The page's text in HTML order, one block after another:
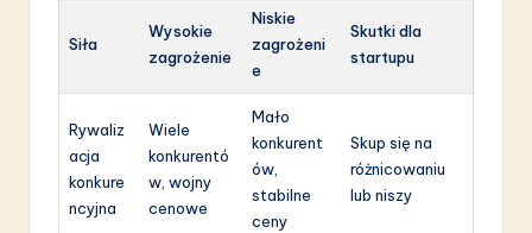
Siła
Wysokie
zagrożenie
Niskie
zagrożeni
e
Skutki dla
startupu
Rywaliz
acja
konkure
ncyjna
Wiele
konkurentó
w, wojny
cenowe
Mało
konkurent
ów,
stabilne
ceny
Skup się na
różnicowaniu
lub niszy